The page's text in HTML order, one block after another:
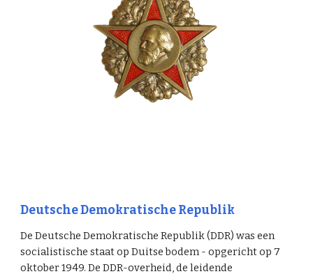
Deutsche Demokratische Republik
De Deutsche Demokratische Republik (DDR) was een
socialistische staat op Duitse bodem - opgericht op 7
oktober 1949. De DDR-overheid, de leidende